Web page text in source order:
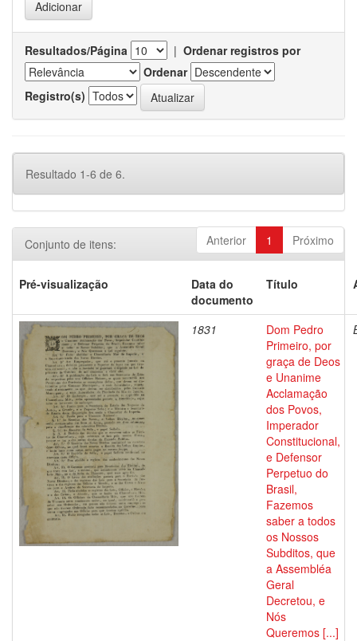
Resultados/Página | Ordenar registros por
Ordenar
Registro(s)
Resultado 1-6 de 6.
Anterior 1 Próximo
Conjunto de itens:
Pré-visualização
Data do
documento
Título
1831
Dom Pedro
Primeiro, por
graça de Deos
e Unanime
Acclamação
dos Povos,
Imperador
Constitucional,
e Defensor
Perpetuo do
Brasil,
Fazemos
saber a todos
os Nossos
Subditos, que
a Assembléa
Geral
Decretou, e
Nós
Queremos [...]